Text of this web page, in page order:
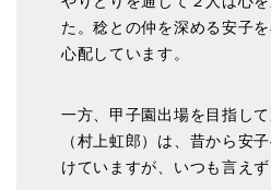
た。稔との仲を深める安子
心配しています。
一方、甲子園出場を目指し
（村上虹郎）は、昔から安
けていますが、いつも言えず